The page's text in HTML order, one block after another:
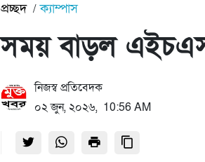
প্রচ্ছদ ক্যাম্পাস
সময় বাড়ল
নিজস্ব প্রতিবেদক
০২ জুন, ২০২৬, 10:56 AM